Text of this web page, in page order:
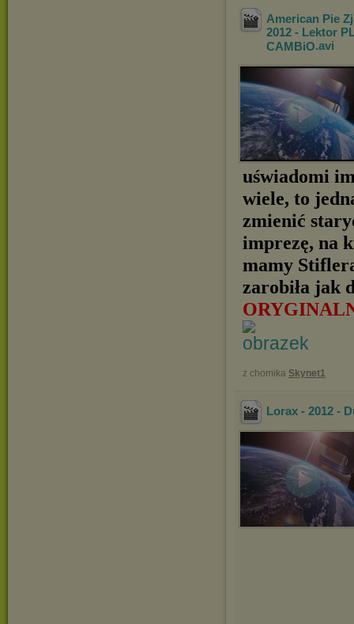
American Pie
2012 - Lektor
CAMBiO.avi
uświadomi
wiele, to
zmienić
imprezę, na
mamy
zarobiła jak
z chomika Skynet1
Lorax - 2012 -